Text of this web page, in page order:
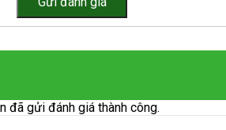
đã gửi đánh giá thành công.